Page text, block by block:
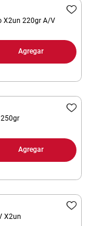
X2un 220gr A/V
Agregar
Agregar
X2un